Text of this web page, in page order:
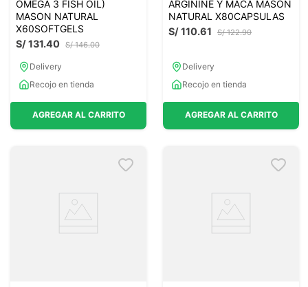
OMEGA 3 FISH OIL)
MASON NATURAL
X60SOFTGELS
S/ 146.00
S/131.40
Delivery
Recojo en tienda
AGREGAR AL CARRITO
ARGININE Y MACA MASON
NATURAL X80CAPSULAS
S/ 122.90
S/110.61
Delivery
Recojo en tienda
AGREGAR AL CARRITO